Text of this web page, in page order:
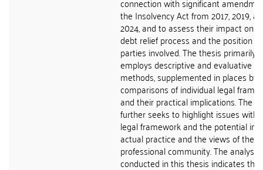
the Insolvency Act from 2017, 2019,
2024, and to assess their impact on
debt relief process and the position
parties involved. The thesis primarily
employs descriptive and evaluative
methods, supplemented in places by
comparisons of individual legal
and their practical implications. The
further seeks to highlight issues
legal framework and the potential
actual practice and the views of the
professional community. The analysis
conducted in this thesis indicates